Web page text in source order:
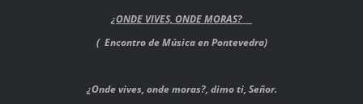
¿ONDE VIVES, ONDE MORAS?
( Encontro de Música en Pontevedra)
¿Onde vives, onde moras?, dimo ti, Señor.